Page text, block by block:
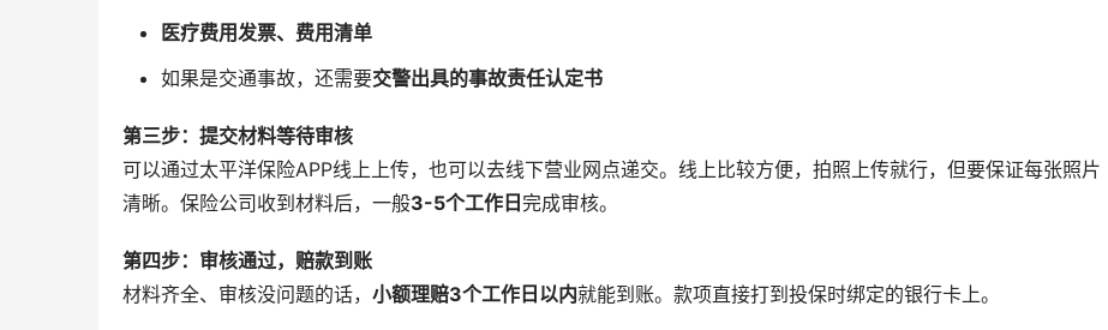
医疗费用发票、费用清单
如果是交通事故，还需要交警出具的事故责任认定书
第三步：提交材料等待审核
可以通过太平洋保险APP线上上传，也可以去线下营业网点递交。线上比较方便，拍照上传就行，但要保证每张照片
清晰。保险公司收到材料后，一般3-5个工作日完成审核。
第四步：审核通过，赔款到账
材料齐全、审核没问题的话， 小额理赔3个工作日以内就能到账。款项直接打到投保时绑定的银行卡上。